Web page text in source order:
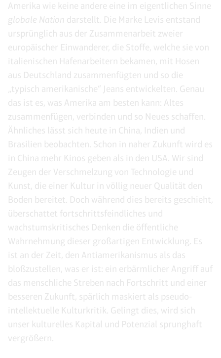
Amerika wie keine andere eine im eigentlichen Sinne
globale Nation darstellt. Die Marke Levis entstand
ursprünglich aus der Zusammenarbeit zweier
europäischer Einwanderer, die Stoffe, welche sie von
italienischen Hafenarbeitern bekamen, mit Hosen
aus Deutschland zusammenfügten und so die
„typisch amerikanische“ Jeans entwickelten. Genau
das ist es, was Amerika am besten kann: Altes
zusammenfügen, verbinden und so Neues schaffen.
Ähnliches lässt sich heute in China, Indien und
Brasilien beobachten. Schon in naher Zukunft wird es
in China mehr Kinos geben als in den USA. Wir sind
Zeugen der Verschmelzung von Technologie und
Kunst, die einer Kultur in völlig neuer Qualität den
Boden bereitet. Doch während dies bereits geschieht,
überschattet fortschrittsfeindliches und
wachstumskritisches Denken die öffentliche
Wahrnehmung dieser großartigen Entwicklung. Es
ist an der Zeit, den Antiamerikanismus als das
bloßzustellen, was er ist: ein erbärmlicher Angriff auf
das menschliche Streben nach Fortschritt und einer
besseren Zukunft, spärlich maskiert als pseudo-
intellektuelle Kulturkritik. Gelingt dies, wird sich
unser kulturelles Kapital und Potenzial sprunghaft
vergrößern.